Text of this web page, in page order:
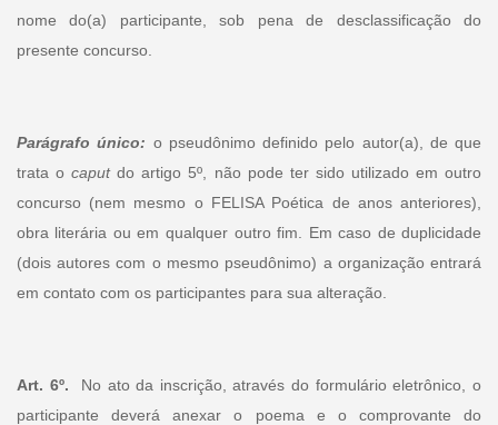
nome do(a) participante, sob pena de desclassificação do
presente concurso.
Parágrafo único: o pseudônimo definido pelo autor(a), de que
trata ocaputdo artigo 5º, não pode ter sido utilizado em outro
concurso (nem mesmo o FELISA Poética de anos anteriores),
obra literária ou em qualquer outro fim. Em caso de duplicidade
(dois autores com o mesmo pseudônimo) a organização entrará
em contato com os participantes para sua alteração.
Art. 6º. No ato da inscrição, através do formulário eletrônico, o
participante deverá anexar o poema e o comprovante do